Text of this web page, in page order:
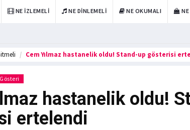
NE İZLEMELI NE DINLEMELI NE OKUMALI
Cem Yılmaz hastanelik oldu! Stand-up gösterisi
Gösteri
hastanelik oldu!
ertelendi